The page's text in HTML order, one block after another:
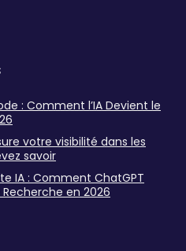
: Comment l’IA Devient le
votre visibilité dans les
savoir
IA : Comment ChatGPT
en 2026